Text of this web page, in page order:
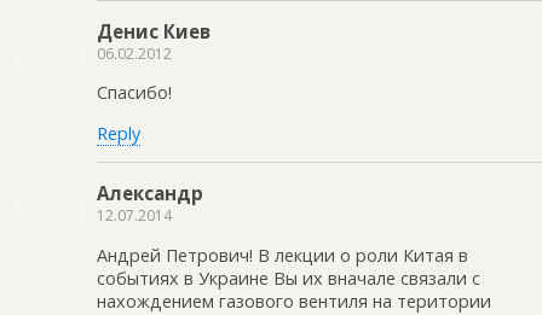
Денис Киев
06.02.2012
Спасибо!
Reply
Александр
12.07.2014
Андрей Петрович! В лекции о роли Китая в
событиях в Украине Вы их вначале связали с
нахождением газового вентиля на територии